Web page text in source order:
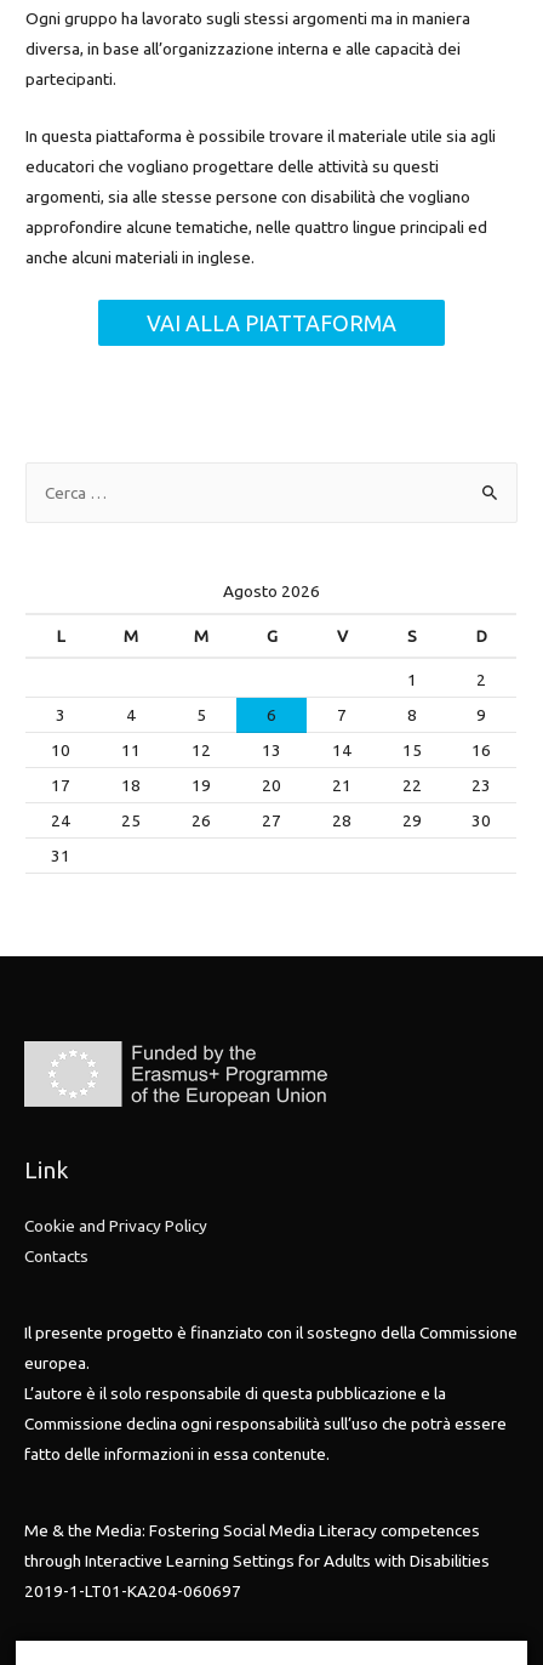
Ogni gruppo ha lavorato sugli stessi argomenti ma in maniera
diversa, in base all’organizzazione interna e alle capacità dei
partecipanti.
In questa piattaforma è possibile trovare il materiale utile sia agli
educatori che vogliano progettare delle attività su questi
argomenti, sia alle stesse persone con disabilità che vogliano
approfondire alcune tematiche, nelle quattro lingue principali ed
anche alcuni materiali in inglese.
VAI ALLA PIATTAFORMA
e
r
:
Agosto 2026
L M M G V S D
1
2
3
4 5 6 7 8
9
10
11 12 13 14 15
16
17
18 19 20 21 22
23
24
25 26 27 28 29
30
31
Link
Cookie and Privacy Policy
Contacts
Il presente progetto è finanziato con il sostegno della Commissione
europea.
L’autore è il solo responsabile di questa pubblicazione e la
Commissione declina ogni responsabilità sull’uso che potrà essere
fatto delle informazioni in essa contenute.
Me & the Media: Fostering Social Media Literacy competences
through Interactive Learning Settings for Adults with Disabilities
2019-1-LT01-KA204-060697